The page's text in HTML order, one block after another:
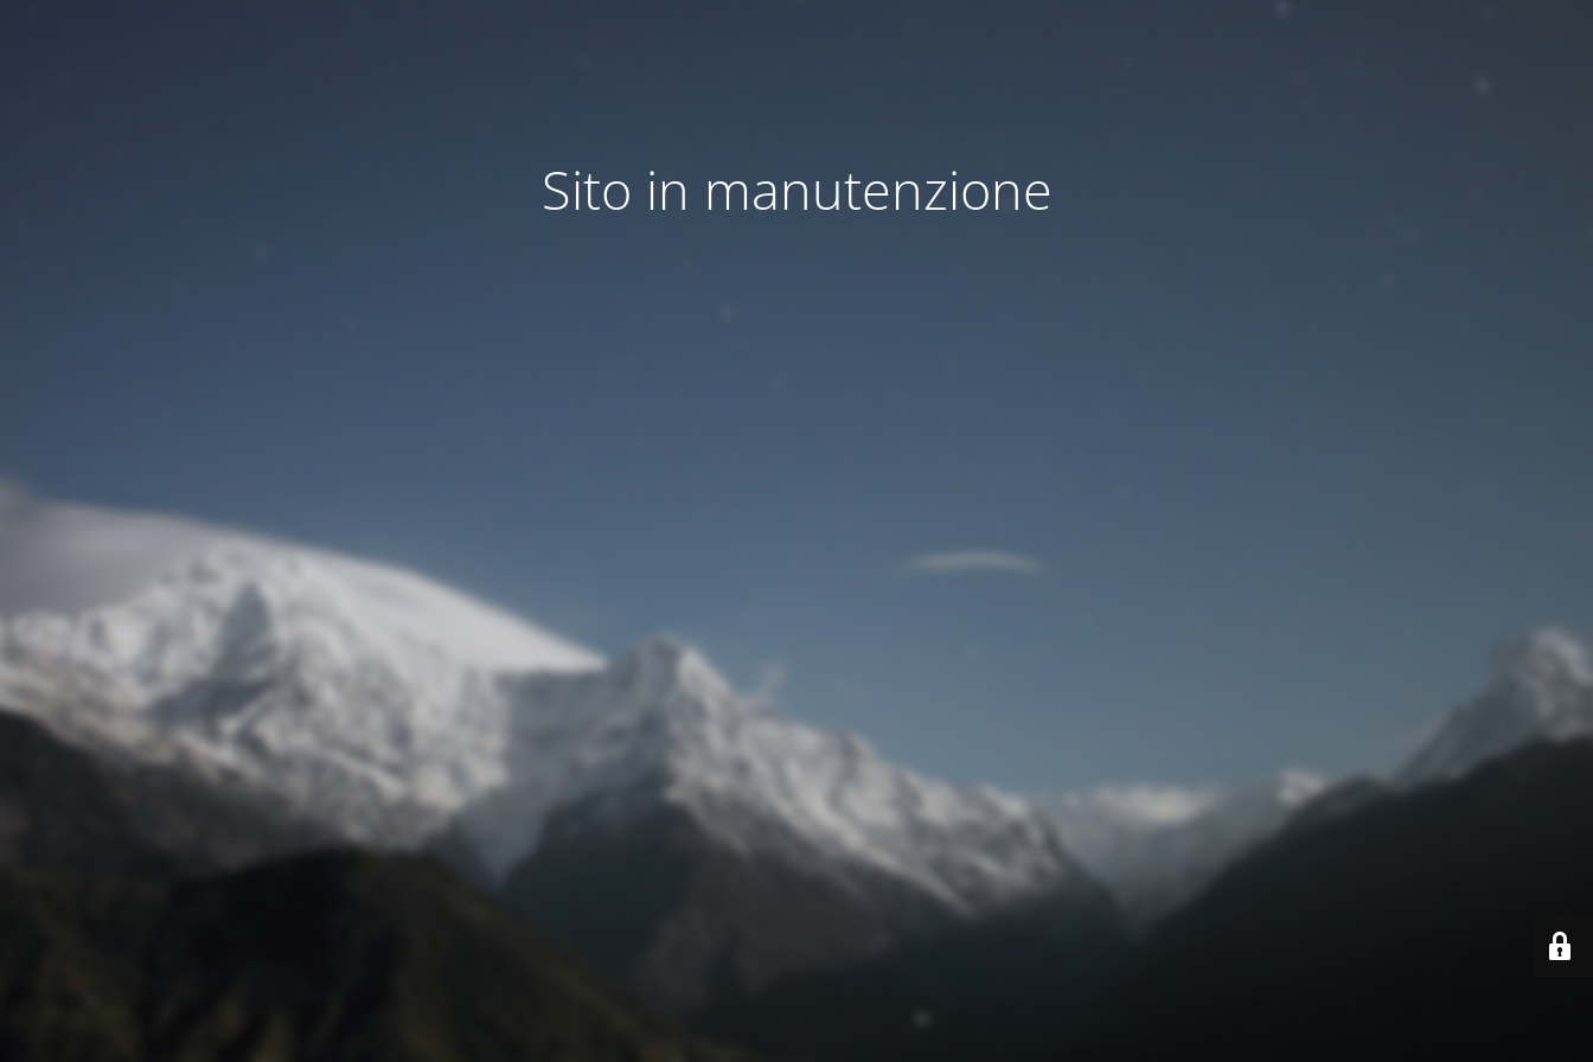
Sito in manutenzione